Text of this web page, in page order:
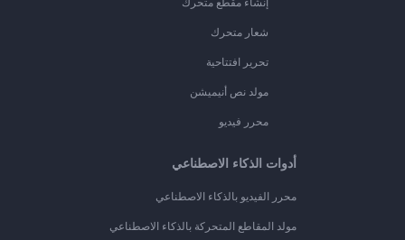
شعار متحرك
تحرير افتتاحية
مولد نص أنيميشن
محرر فيديو
أدوات الذكاء الاصطناعي
محرر الفيديو بالذكاء الاصطناعي
مولد المقاطع المتحركة بالذكاء الاصطناعي